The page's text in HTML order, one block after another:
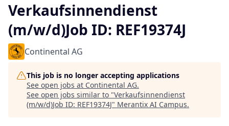
Verkaufsinnendienst
(m/w/d)Job ID: REF19374J
Continental AG
This job is no longer accepting applications
See open jobs at Continental AG.
See open jobs similar to "Verkaufsinnendienst
(m/w/d)Job ID: REF19374J" Merantix AI Campus.